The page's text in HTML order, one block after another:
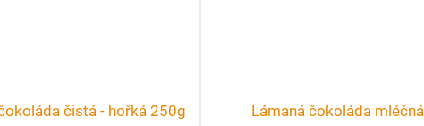
čistá - hořká 250g Lámaná čokoláda mléčná